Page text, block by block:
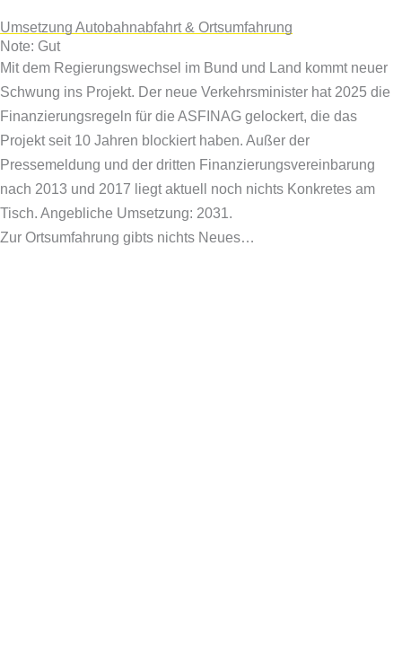
Umsetzung Autobahnabfahrt & Ortsumfahrung
Note: Gut
Mit dem Regierungswechsel im Bund und Land kommt neuer
Schwung ins Projekt. Der neue Verkehrsminister hat 2025 die
Finanzierungsregeln für die ASFINAG gelockert, die das
Projekt seit 10 Jahren blockiert haben. Außer der
Pressemeldung und der dritten Finanzierungsvereinbarung
nach 2013 und 2017 liegt aktuell noch nichts Konkretes am
Tisch. Angebliche Umsetzung: 2031.
Zur Ortsumfahrung gibts nichts Neues…